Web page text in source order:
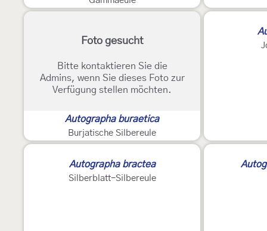
Foto gesucht
Bitte kontaktieren Sie die
Admins, wenn Sie dieses Foto zur
Verfügung stellen möchten.
Autographa buraetica
Burjatische Silbereule
Autographa bractea
Silberblatt-Silbereule